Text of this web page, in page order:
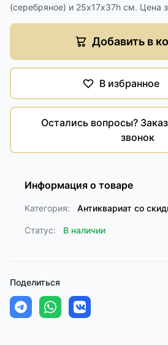
(серебряное) и 25х17х37h см. Цена
Добавить в
В избранное
Остались вопросы?
звонок
Информация о товаре
Категория: Антиквариат со
Статус: В наличии
Поделиться